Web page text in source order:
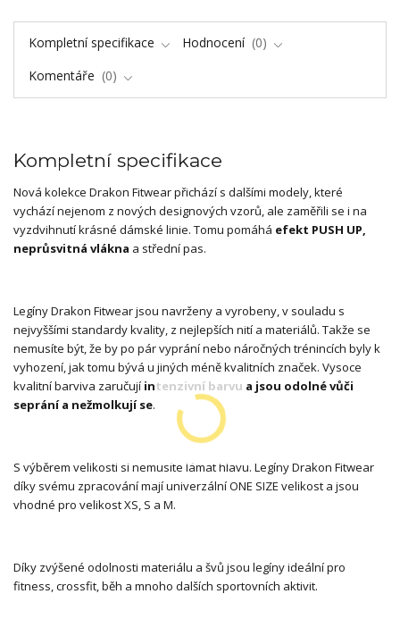
Kompletní specifikace Hodnocení
0
Komentáře
0
Kompletní specifikace
Nová kolekce Drakon Fitwear přichází s dalšími modely, které
vychází nejenom z nových designových vzorů, ale zaměřili se i na
vyzdvihnutí krásné dámské linie. Tomu pomáhá efekt PUSH UP,
neprůsvitná vlákna a střední pas.
Legíny Drakon Fitwear jsou navrženy a vyrobeny, v souladu s
nejvyššími standardy kvality, z nejlepších nití a materiálů. Takže se
nemusíte být, že by po pár vyprání nebo náročných trénincích byly k
vyhození, jak tomu bývá u jiných méně kvalitních značek. Vysoce
kvalitní barviva zaručují intenzivní barvu a jsou odolné vůči
seprání a nežmolkují se.
S výběrem velikosti si nemusíte lámat hlavu. Legíny Drakon Fitwear
díky svému zpracování mají univerzální ONE SIZE velikost a jsou
vhodné pro velikost XS, S a M.
Díky zvýšené odolnosti materiálu a švů jsou legíny ideální pro
fitness, crossfit, běh a mnoho dalších sportovních aktivit.